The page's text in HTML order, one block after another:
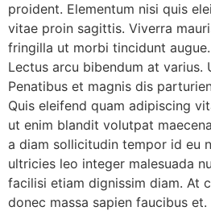
proident. Elementum nisi quis
vitae proin sagittis. Viverra
fringilla ut morbi tincidunt
Lectus arcu bibendum at
Penatibus et magnis dis
Quis eleifend quam adipiscing
ut enim blandit volutpat
a diam sollicitudin tempor id eu
ultricies leo integer malesuada
facilisi etiam dignissim diam. At
donec massa sapien faucibus